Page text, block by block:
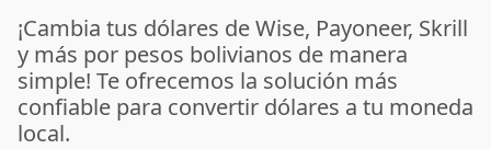
¡Cambia tus dólares de Wise, Payoneer, Skrill
y más por pesos bolivianos de manera
simple! Te ofrecemos la solución más
confiable para convertir dólares a tu moneda
local.